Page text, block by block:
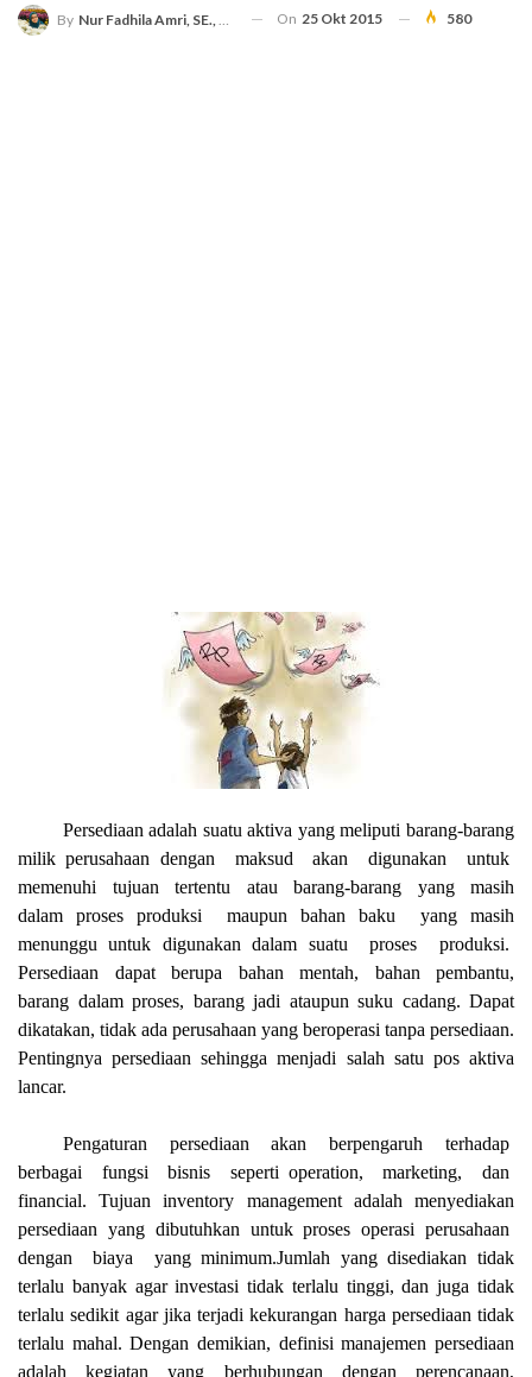
By Nur Fadhila Amri, SE., Ak., M.Si On 25 Okt 2015 580
Persediaan adalah suatu aktiva yang meliputi barang-barang
milik perusahaan dengan
maksud akan digunakan
untuk
memenuhi
tujuan tertentu atau barang-barang yang
masih
dalam proses produksi
maupun bahan baku
yang masih
menunggu untuk digunakan dalam suatu
proses
produksi.
Persediaan
dapat berupa bahan mentah, bahan
pembantu,
barang dalam proses, barang jadi ataupun suku cadang. Dapat
dikatakan, tidak ada perusahaan yang beroperasi tanpa persediaan.
Pentingnya persediaan sehingga menjadi salah satu pos aktiva
lancar.
Pengaturan persediaan akan berpengaruh
terhadap
berbagai
fungsi bisnis seperti operation, marketing,
dan
financial.
Tujuan inventory management adalah
menyediakan
persediaan yang dibutuhkan untuk proses operasi perusahaan
dengan
biaya
yang minimum.Jumlah yang disediakan tidak
terlalu banyak agar investasi tidak terlalu tinggi, dan juga tidak
terlalu sedikit agar jika terjadi kekurangan harga persediaan tidak
terlalu mahal. Dengan demikian, definisi manajemen persediaan
adalah kegiatan yang berhubungan dengan perencanaan,